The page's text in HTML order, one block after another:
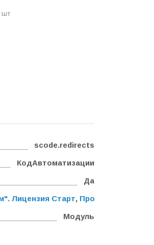
шт
scode.redirects
КодАвтоматизации
Да
Лицензия Старт, Программа для
Модуль